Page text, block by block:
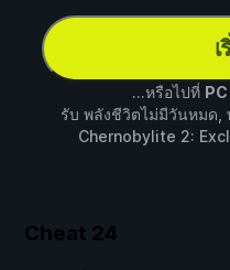
...หรือไปที่ PC
รับ พลังชีวิตไม่มีวันหมด,
Chernobylite 2:
Cheat 24